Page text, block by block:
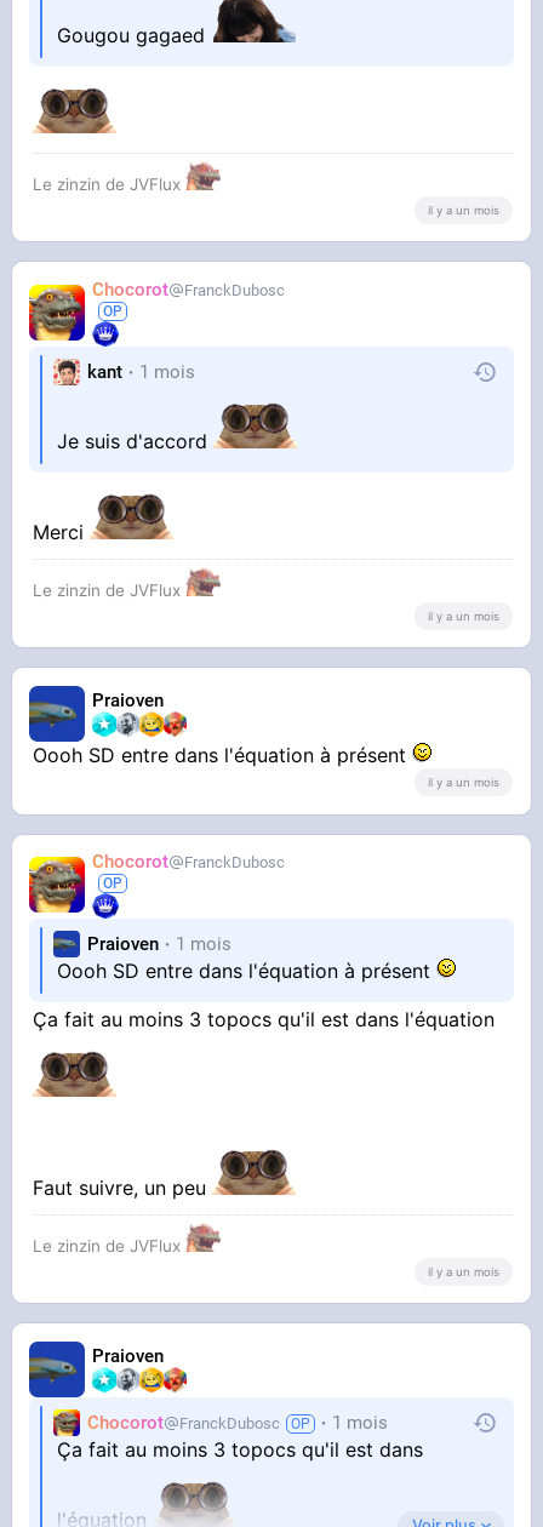
Gougou gagaed
Le zinzin de JVFlux
il y a un mois
Chocorot FranckDubosc
kant 1 mois
Je suis d'accord
Merci
Le zinzin de JVFlux
il y a un mois
Praioven
Oooh SD entre dans l'équation à présent
il y a un mois
Chocorot FranckDubosc
Praioven 1 mois
Oooh SD entre dans l'équation à présent
Ça fait au moins 3 topocs qu'il est dans l'équation
Faut suivre, un peu
Le zinzin de JVFlux
il y a un mois
Praioven
Chocorot FranckDubosc 1 mois
Ça fait au moins 3 topocs qu'il est dans
l'équation